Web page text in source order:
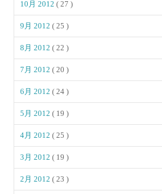
10月 2012( 27 )
9月 2012( 25 )
8月 2012( 22 )
7月 2012( 20 )
6月 2012( 24 )
5月 2012( 19 )
4月 2012( 25 )
3月 2012( 19 )
2月 2012( 23 )